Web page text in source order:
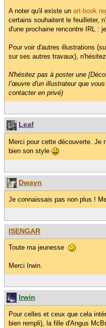
A noter qu'il existe un art-book
certains souhaitent le feuilleter,
d'une prochaine rencontre IRL :
Pour voir d'autres illustrations
sur ses autres travaux),
N'hésitez pas à poster une
l’œuvre d'un illustrateur que
contacter en privé)
Leaf
Merci pour cette découverte. Je
bien son style
Dwayn
Je connaissais pas non plus !
ISENGAR
Toute ma jeunesse
Merci Irwin.
Irwin
Pour celles et ceux que cela
bien rempli), la fille d'Angus